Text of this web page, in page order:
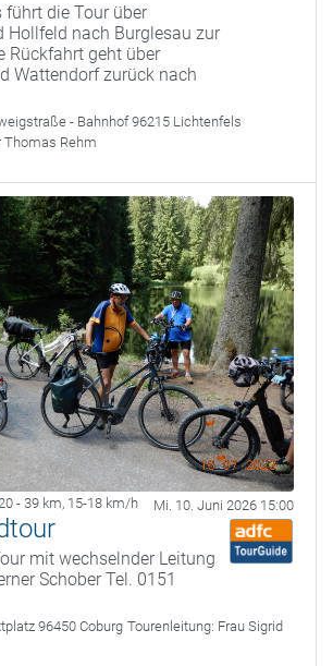
führt die Tour über
Hollfeld nach Burglesau zur
Rückfahrt geht über
Wattendorf zurück nach
- Bahnhof 96215 Lichtenfels
Thomas Rehm
- 39 km, 15-18 km/h Mi. 10. Juni 2026 15:00
mit wechselnder Leitung
Schober Tel. 0151
96450 Coburg Tourenleitung: Frau Sigrid